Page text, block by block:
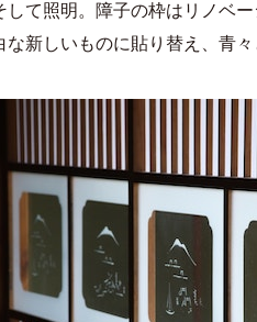
して照明。障子の枠はリノベ
な新しいものに貼り替え、青々